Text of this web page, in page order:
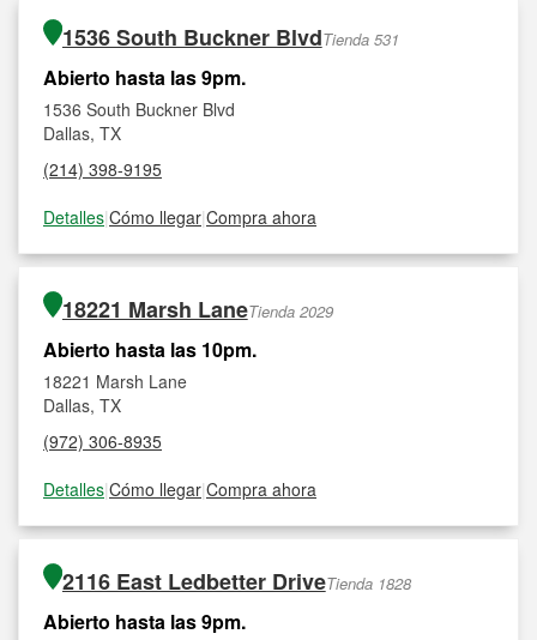
1536 South Buckner BlvdTienda 531
Abierto hasta las 9pm.
1536 South Buckner Blvd
Dallas, TX
(214) 398-9195
Detalles|Cómo llegar|Compra ahora
18221 Marsh LaneTienda 2029
Abierto hasta las 10pm.
18221 Marsh Lane
Dallas, TX
(972) 306-8935
Detalles|Cómo llegar|Compra ahora
2116 East Ledbetter DriveTienda 1828
Abierto hasta las 9pm.